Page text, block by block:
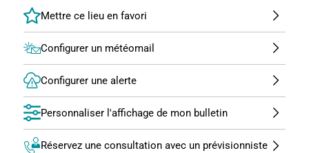
Configurer un météomail
Configurer une alerte
Personnaliser l'affichage de mon bulletin
Réservez une consultation avec un prévisionniste